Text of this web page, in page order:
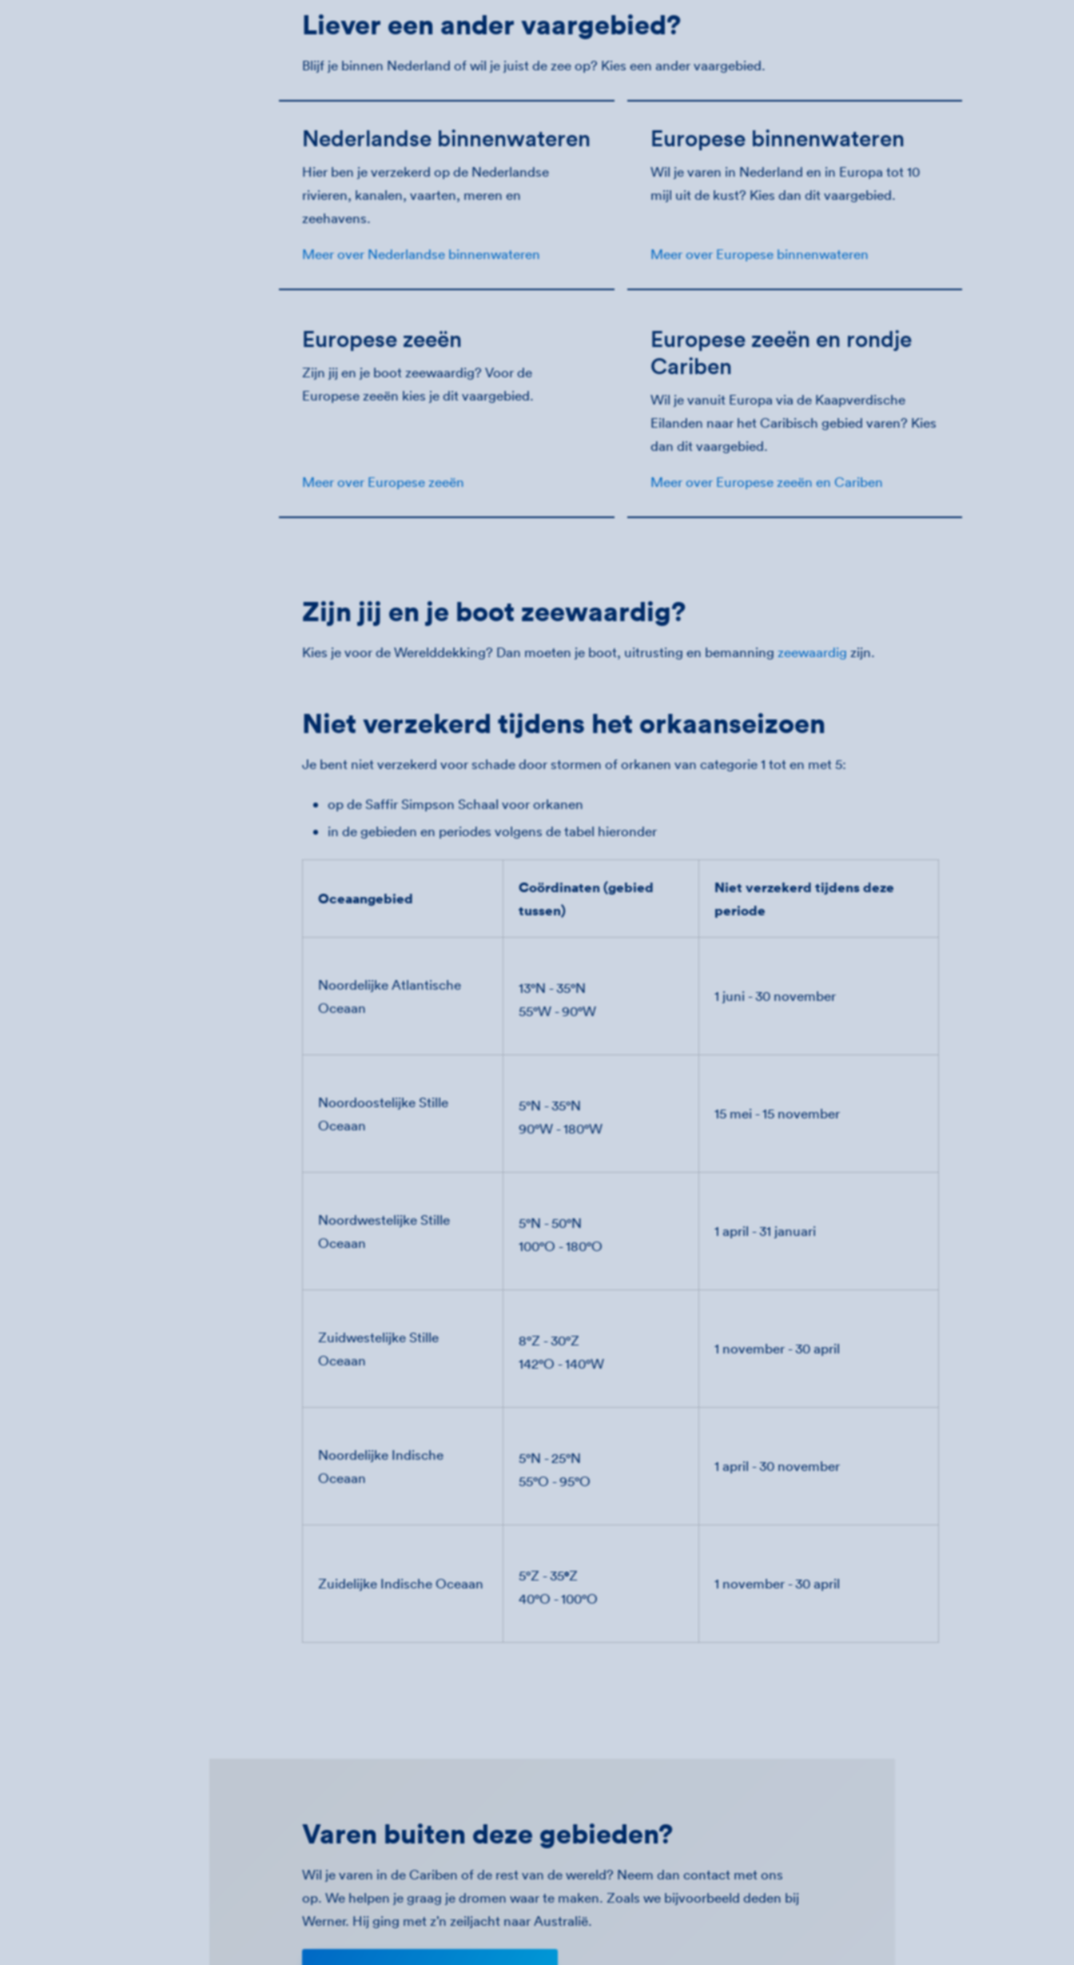
Liever een ander vaargebied?
Blijf je binnen Nederland of wil je juist de zee op? Kies een ander vaargebied.
Nederlandse binnenwateren
Hier ben je verzekerd op de Nederlandse
rivieren, kanalen, vaarten, meren en
zeehavens.
Meer over Nederlandse binnenwateren
Europese binnenwateren
Wil je varen in Nederland en in Europa tot 10
mijl uit de kust? Kies dan dit vaargebied.
Meer over Europese binnenwateren
Europese zeeën
Zijn jij en je boot zeewaardig? Voor de
Europese zeeën kies je dit vaargebied.
Meer over Europese zeeën
Europese zeeën en rondje
Cariben
Wil je vanuit Europa via de Kaapverdische
Eilanden naar het Caribisch gebied varen? Kies
dan dit vaargebied.
Meer over Europese zeeën en Cariben
Zijn jij en je boot zeewaardig?
Kies je voor de Werelddekking? Dan moeten je boot, uitrusting en bemanningzeewaardigzijn.
Niet verzekerd tijdens het orkaanseizoen
Je bent niet verzekerd voor schade door stormen of orkanen van categorie 1 tot en met 5:
op de Saffir Simpson Schaal voor orkanen
in de gebieden en periodes volgens de tabel hieronder
Oceaangebied
Coördinaten (gebied
tussen)
Niet verzekerd tijdens deze
periode
Noordelijke Atlantische
Oceaan
13°N - 35°N
55°W - 90°W
1 juni - 30 november
Noordoostelijke Stille
Oceaan
5°N - 35°N
90°W - 180°W
15 mei - 15 november
Noordwestelijke Stille
Oceaan
5°N - 50°N
100°O - 180°O
1 april - 31 januari
Zuidwestelijke Stille
Oceaan
8°Z - 30°Z
142°O - 140°W
1 november - 30 april
Noordelijke Indische
Oceaan
5°N - 25°N
55°O - 95°O
1 april - 30 november
Zuidelijke Indische Oceaan 5°Z - 35°Z
40°O - 100°O
1 november - 30 april
Varen buiten deze gebieden?
Wil je varen in de Cariben of de rest van de wereld? Neem dan contact met ons
op. We helpen je graag je dromen waar te maken. Zoals we bijvoorbeeld deden bij
Werner. Hij ging met z’n zeiljacht naar Australië.